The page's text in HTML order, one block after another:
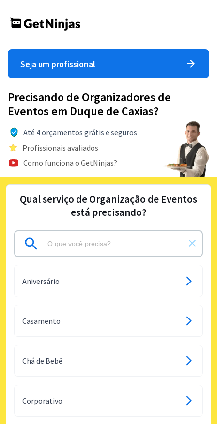
Seja um profissional
Precisando de Organizadores de
Eventos em Duque de Caxias?
Até 4 orçamentos grátis e seguros
Profissionais avaliados
Como funciona o GetNinjas?
Qual serviço de Organização de Eventos
está precisando?
Aniversário
Casamento
Chá de Bebê
Corporativo